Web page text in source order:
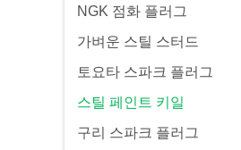
NGK 점화 플러그
가벼운 스틸 스터드
토요타 스파크 플러그
스틸 페인트 키일
구리 스파크 플러그